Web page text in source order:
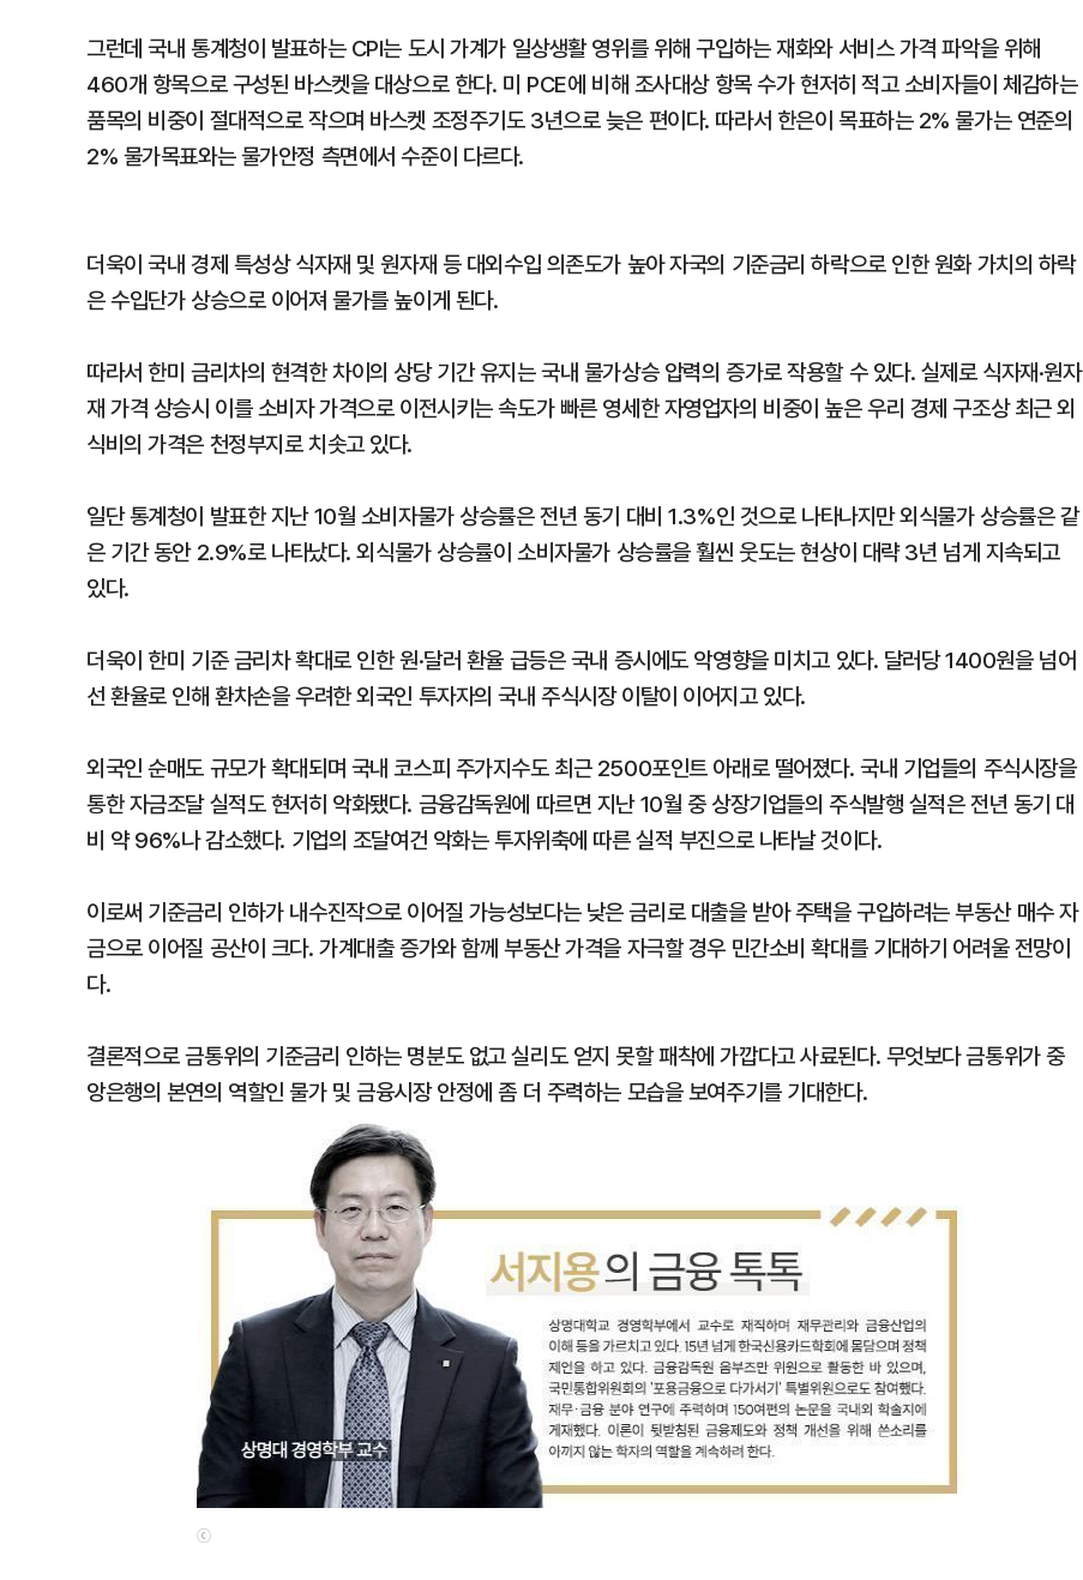
그런데 국내 통계청이 발표하는 CPI는 도시 가계가 일상생활 영위를 위해 구입하는 재화와 서비스 가격 파악을 위해
460개 항목으로 구성된 바스켓을 대상으로 한다. 미 PCE에 비해 조사대상 항목 수가 현저히 적고 소비자들이 체감하는
품목의 비중이 절대적으로 작으며 바스켓 조정주기도 3년으로 늦은 편이다. 따라서 한은이 목표하는 2% 물가는 연준의
2% 물가목표와는 물가안정 측면에서 수준이 다르다.
더욱이 국내 경제 특성상 식자재 및 원자재 등 대외수입 의존도가 높아 자국의 기준금리 하락으로 인한 원화 가치의 하락
은 수입단가 상승으로 이어져 물가를 높이게 된다.
따라서 한미 금리차의 현격한 차이의 상당 기간 유지는 국내 물가상승 압력의 증가로 작용할 수 있다. 실제로 식자재·원자
재 가격 상승시 이를 소비자 가격으로 이전시키는 속도가 빠른 영세한 자영업자의 비중이 높은 우리 경제 구조상 최근 외
식비의 가격은 천정부지로 치솟고 있다.
일단 통계청이 발표한 지난 10월 소비자물가 상승률은 전년 동기 대비 1.3%인 것으로 나타나지만 외식물가 상승률은 같
은 기간 동안 2.9%로 나타났다. 외식물가 상승률이 소비자물가 상승률을 훨씬 웃도는 현상이 대략 3년 넘게 지속되고
있다.
더욱이 한미 기준 금리차 확대로 인한 원·달러 환율 급등은 국내 증시에도 악영향을 미치고 있다. 달러당 1400원을 넘어
선 환율로 인해 환차손을 우려한 외국인 투자자의 국내 주식시장 이탈이 이어지고 있다.
외국인 순매도 규모가 확대되며 국내 코스피 주가지수도 최근 2500포인트 아래로 떨어졌다. 국내 기업들의 주식시장을
통한 자금조달 실적도 현저히 악화됐다. 금융감독원에 따르면 지난 10월 중 상장기업들의 주식발행 실적은 전년 동기 대
비 약 96%나 감소했다. 기업의 조달여건 악화는 투자위축에 따른 실적 부진으로 나타날 것이다.
이로써 기준금리 인하가 내수진작으로 이어질 가능성보다는 낮은 금리로 대출을 받아 주택을 구입하려는 부동산 매수 자
금으로 이어질 공산이 크다. 가계대출 증가와 함께 부동산 가격을 자극할 경우 민간소비 확대를 기대하기 어려울 전망이
다.
결론적으로 금통위의 기준금리 인하는 명분도 없고 실리도 얻지 못할 패착에 가깝다고 사료된다. 무엇보다 금통위가 중
앙은행의 본연의 역할인 물가 및 금융시장 안정에 좀 더 주력하는 모습을 보여주기를 기대한다.
ⓒ